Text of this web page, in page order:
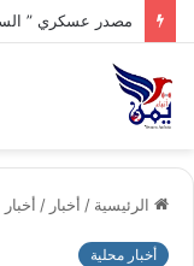
الرئيسية / أخبار /
أخبار محلية